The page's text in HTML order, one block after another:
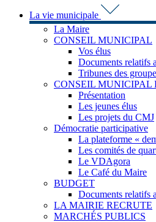
La vie municipale
La Maire
CONSEIL MUNICIPAL
Vos élus
Documents relatifs
Tribunes des
CONSEIL MUNICIPAL
Présentation
Les jeunes élus
Les projets du CMJ
Démocratie participative
La plateforme «
Les comités de
Le VDAgora
Le Café du Maire
BUDGET
Documents relatifs
LA MAIRIE RECRUTE
MARCHÉS PUBLICS